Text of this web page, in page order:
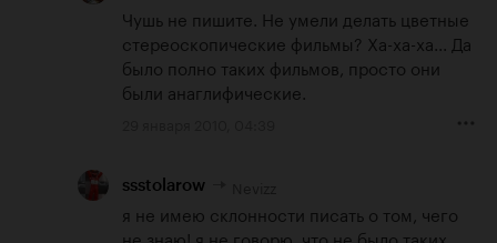
Чушь не пишите. Не умели делать цветные
стереоскопические фильмы? Ха-ха-ха... Да
было полно таких фильмов, просто они
были анаглифические.
ssstolarow
я не имею склонности писать о том, чего
не знаю! я не говорю, что не было таких